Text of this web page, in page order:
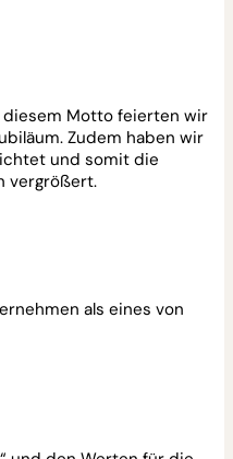
diesem Motto feierten wir
Zudem haben wir
und somit die
vergrößert.
als eines von